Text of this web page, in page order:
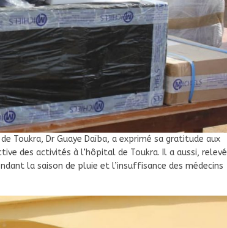
Toukra, Dr Guaye Daïba, a exprimé sa gratitude aux
des activités à l’hôpital de Toukra. Il a aussi, relevé
la saison de pluie et l’insuffisance des médecins